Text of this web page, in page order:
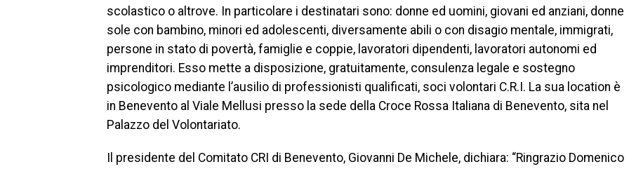
scolastico o altrove. In particolare i destinatari sono: donne ed uomini, giovani ed anziani, donne
sole con bambino, minori ed adolescenti, diversamente abili o con disagio mentale, immigrati,
persone in stato di povertà, famiglie e coppie, lavoratori dipendenti, lavoratori autonomi ed
imprenditori. Esso mette a disposizione, gratuitamente, consulenza legale e sostegno
psicologico mediante l’ausilio di professionisti qualificati, soci volontari C.R.I. La sua location è
in Benevento al Viale Mellusi presso la sede della Croce Rossa Italiana di Benevento, sita nel
Palazzo del Volontariato.
Il presidente del Comitato CRI di Benevento, Giovanni De Michele, dichiara: “Ringrazio Domenico